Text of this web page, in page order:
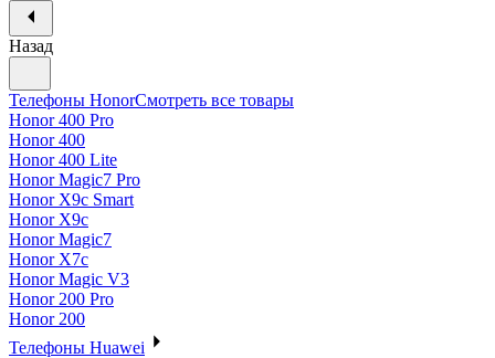
Назад
Телефоны HonorСмотреть все товары
Honor 400 Pro
Honor 400
Honor 400 Lite
Honor Magic7 Pro
Honor X9c Smart
Honor X9c
Honor Magic7
Honor X7c
Honor Magic V3
Honor 200 Pro
Honor 200
Телефоны Huawei